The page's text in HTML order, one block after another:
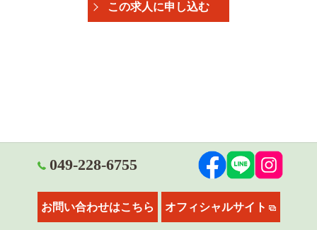
この求人に申し込む
049-228-6755
お問い合わせはこちら オフィシャルサイト